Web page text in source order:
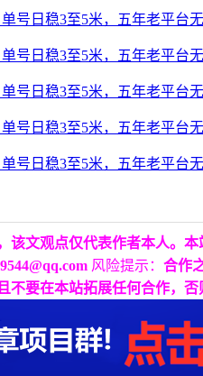
该文观点仅代表作者本人。
风险提示： 合作
要在本站拓展任何合作，否